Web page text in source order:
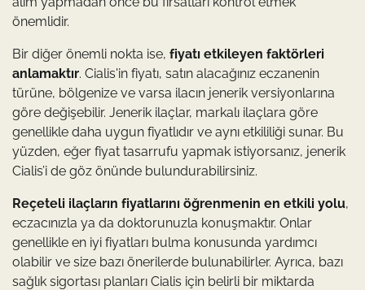
önemlidir.
Bir diğer önemli nokta ise, fiyatı etkileyen faktörleri
anlamaktır. Cialis'in fiyatı, satın alacağınız eczanenin
türüne, bölgenize ve varsa ilacın jenerik versiyonlarına
göre değişebilir. Jenerik ilaçlar, markalı ilaçlara göre
genellikle daha uygun fiyatlıdır ve aynı etkililiği sunar. Bu
yüzden, eğer fiyat tasarrufu yapmak istiyorsanız, jenerik
Cialis’i de göz önünde bulundurabilirsiniz.
Reçeteli ilaçların fiyatlarını öğrenmenin en etkili yolu,
eczacınızla ya da doktorunuzla konuşmaktır. Onlar
genellikle en iyi fiyatları bulma konusunda yardımcı
olabilir ve size bazı önerilerde bulunabilirler. Ayrıca, bazı
sağlık sigortası planları Cialis için belirli bir miktarda